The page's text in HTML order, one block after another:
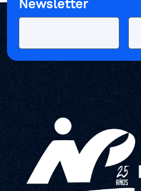
Newsletter